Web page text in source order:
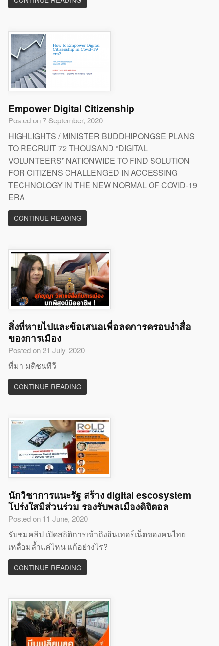
Empower Digital Citizenship
Posted on 7 September, 2020
HIGHLIGHTS / MINISTER BUDDHIPONGSE PLANS
TO RECRUIT 72 THOUSAND “DIGITAL
VOLUNTEERS” NATIONWIDE TO FIND SOLUTION
FOR CITIZENS CHALLENGED IN ACCESSING
TECHNOLOGY IN THE NEW NORMAL OF COVID-19
ERA
CONTINUE READING
สิ่งที่หายไปและข้อเสนอเพื่อลดการครอบงำสื่อ
ของการเมือง
Posted on 21 July, 2020
ที่มา มติชนทีวี
CONTINUE READING
นักวิชาการแนะรัฐ สร้าง digital escosystem
โปร่งใสมีส่วนร่วม รองรับพลเมืองดิจิตอล
Posted on 11 June, 2020
รับชมคลิป เปิดสถิติการเข้าถึงอินเทอร์เน็ตของคนไทย
เหลื่อมล้ำแค่ไหน แก้อย่างไร?
CONTINUE READING